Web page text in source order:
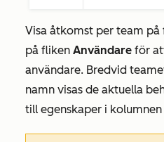
Visa åtkomst per team på
på fliken Användare för
användare. Bredvid
namn visas de aktuella
till egenskaper i kolumnen